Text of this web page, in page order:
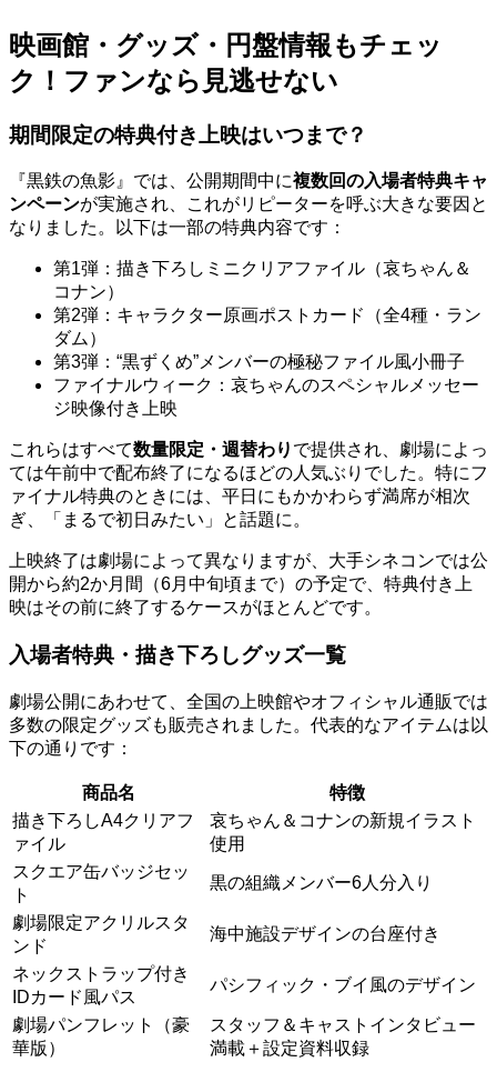
映画館・グッズ・円盤情報もチェッ
ク！ファンなら見逃せない
期間限定の特典付き上映はいつまで？
『黒鉄の魚影』では、公開期間中に複数回の入場者特典キャ
ンペーンが実施され、これがリピーターを呼ぶ大きな要因と
なりました。以下は一部の特典内容です：
第1弾：描き下ろしミニクリアファイル（哀ちゃん＆
コナン）
第2弾：キャラクター原画ポストカード（全4種・ラン
ダム）
第3弾：“黒ずくめ”メンバーの極秘ファイル風小冊子
ファイナルウィーク：哀ちゃんのスペシャルメッセー
ジ映像付き上映
これらはすべて数量限定・週替わり で提供され、劇場によっ
ては午前中で配布終了になるほどの人気ぶりでした。特にフ
ァイナル特典のときには、平日にもかかわらず満席が相次
ぎ、「まるで初日みたい」と話題に。
上映終了は劇場によって異なりますが、大手シネコンでは公
開から約2か月間（6月中旬頃まで）の予定で、特典付き上
映はその前に終了するケースがほとんどです。
入場者特典・描き下ろしグッズ一覧
劇場公開にあわせて、全国の上映館やオフィシャル通販では
多数の限定グッズも販売されました。代表的なアイテムは以
下の通りです：
商品名
特徴
描き下ろしA4クリアフ
ァイル
哀ちゃん＆コナンの新規イラスト
使用
スクエア缶バッジセッ
ト
黒の組織メンバー6人分入り
劇場限定アクリルスタ
ンド
海中施設デザインの台座付き
ネックストラップ付き
IDカード風パス
パシフィック・ブイ風のデザイン
劇場パンフレット（豪
華版）
スタッフ＆キャストインタビュー
満載＋設定資料収録